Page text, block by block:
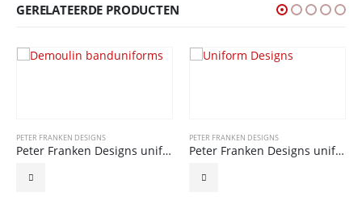
GERELATEERDE PRODUCTEN
PETER FRANKEN DESIGNS
Peter Franken Designs uniform 32
PETER FRANKEN DESIGNS
Peter Franken Designs uniform 13